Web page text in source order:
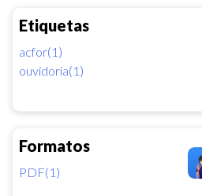
Etiquetas
acfor(1)
ouvidoria(1)
Formatos
PDF(1)